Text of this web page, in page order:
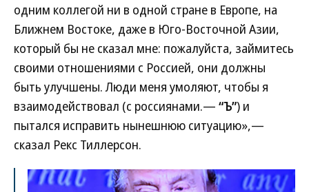
одним коллегой ни в одной стране в Европе, на
Ближнем Востоке, даже в Юго-Восточной Азии,
который бы не сказал мне: пожалуйста, займитесь
своими отношениями с Россией, они должны
быть улучшены. Люди меня умоляют, чтобы я
взаимодействовал (с россиянами.— “Ъ”) и
пытался исправить нынешнюю ситуацию»,—
сказал Рекс Тиллерсон.